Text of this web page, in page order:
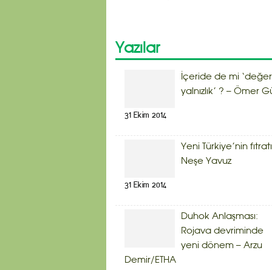
Yazılar
İçeride de mi
yalnızlık’ ? – Ömer
31 Ekim 2014
Yeni Türkiye’nin
Neşe Yavuz
31 Ekim 2014
Duhok Anlaşması:
Rojava devriminde
yeni dönem – Arzu
Demir/ETHA